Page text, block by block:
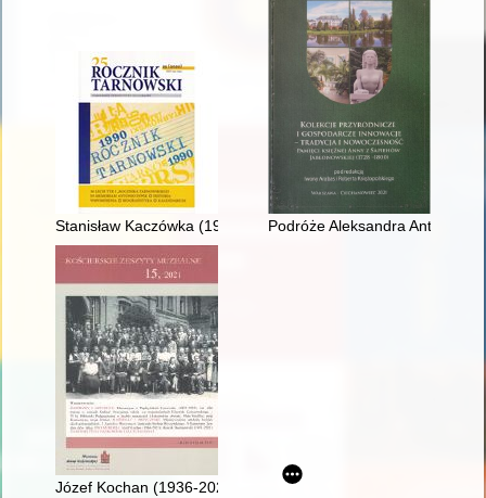
Stanisław Kaczówka (1937-2000) : tarnowski nauczyciel i
Podróże Aleksandra
Józef Kochan (1936-2021)